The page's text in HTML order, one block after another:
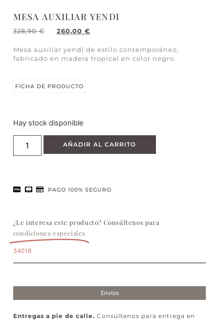
MESA AUXILIAR YENDI
328,90€ 260,00 €
Mesa auxiliar yendi de estilo contemporáneo,
fabricado en madera tropical en color negro.
FICHA DE PRODUCTO
Hay stock disponible
AÑADIR AL CARRITO
PAGO 100% SEGURO
¿Le interesa este producto? Consúltenos para
condiciones especiales
34018
Envíos
Entregas a pie de calle. Consúltenos para entrega en